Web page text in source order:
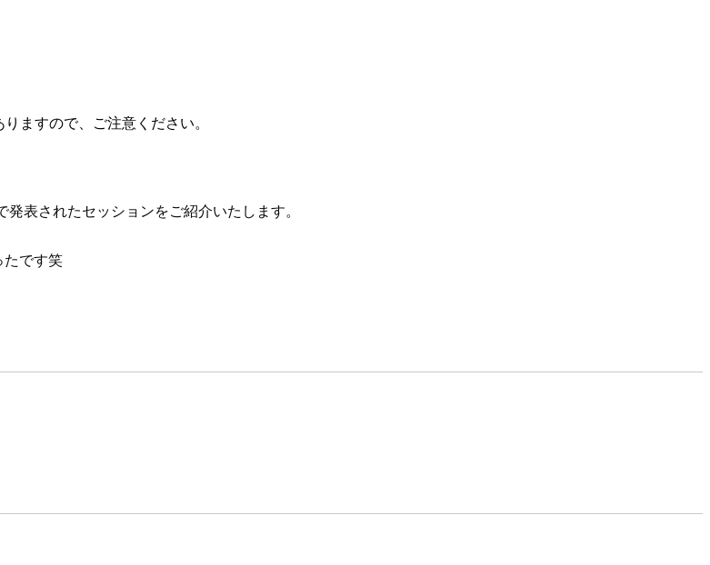
ますので、ご注意ください。
発表されたセッションをご紹介いたします。
たです笑